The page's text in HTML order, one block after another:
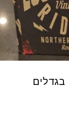
3 קופסאות ספר LOS ANGELES בגדלים